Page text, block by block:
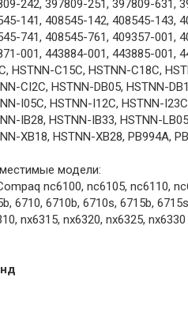
242, 397809-251, 397809-631,
141, 408545-142, 408545-143,
741, 408545-761, 409357-001,
001, 443884-001, 443885-001,
HSTNN-C15C, HSTNN-C18C,
CI2C, HSTNN-DB05, HSTNN-
I05C, HSTNN-I12C, HSTNN-
IB28, HSTNN-IB33, HSTNN-
XB18, HSTNN-XB28, PB994A,
модели:
nc6100, nc6105, nc6110,
6710, 6710b, 6710s, 6715b,
nx6315, nx6320, nx6325,